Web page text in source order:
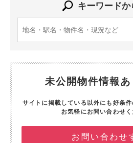
キーワードか
未公開物件情報あ
サイトに掲載している以外にも好条件
お気軽にお問い合わせく
お問い合わせ